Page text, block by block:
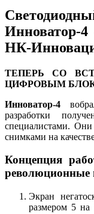
Инноватор-
НК-
ТЕПЕРЬ СО
ЦИФРОВЫМ
Инноватор-4
разработки
специалистами. Они
снимками на
Концепция
революционные
Экран
размером 5